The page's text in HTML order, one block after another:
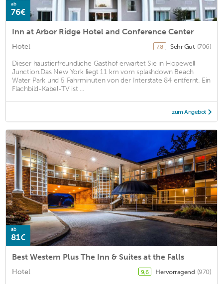
ab
76€
Inn at Arbor Ridge Hotel and Conference Center
Hotel 7,8 Sehr Gut (706)
Dieser haustierfreundliche Gasthof erwartet Sie in Hopewell
Junction.Das New York liegt 11 km vom splashdown Beach
Water Park und 5 Fahrminuten von der Interstate 84 entfernt. Ein
Flachbild-Kabel-TV ist ...
zum Angebot
ab
81€
Best Western Plus The Inn & Suites at the Falls
Hotel 9,6 Hervorragend (970)